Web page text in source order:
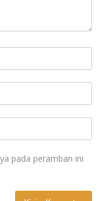
pada peramban ini